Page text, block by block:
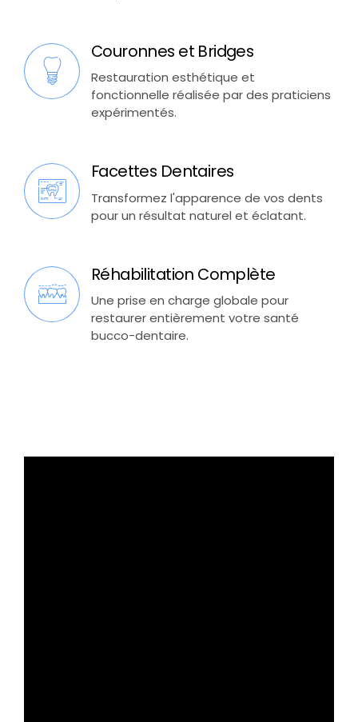
Couronnes et Bridges
Restauration esthétique et
fonctionnelle réalisée par des praticiens
expérimentés.
Facettes Dentaires
Transformez l'apparence de vos dents
pour un résultat naturel et éclatant.
Réhabilitation Complète
Une prise en charge globale pour
restaurer entièrement votre santé
bucco-dentaire.